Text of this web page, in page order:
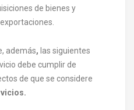
de bienes y
además, las siguientes
debe cumplir de
de que se considere